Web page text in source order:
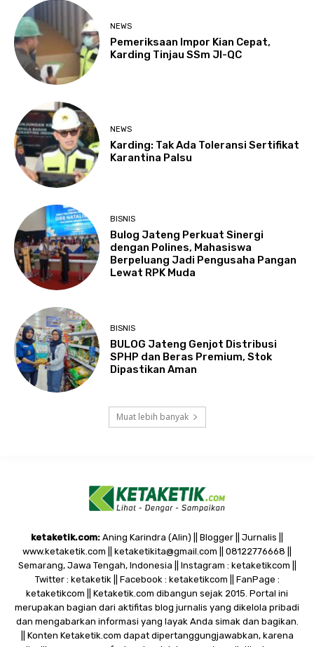
NEWS
Pemeriksaan Impor Kian Cepat,
Karding Tinjau SSm JI-QC
NEWS
Karding: Tak Ada Toleransi Sertifikat
Karantina Palsu
BISNIS
Bulog Jateng Perkuat Sinergi
dengan Polines, Mahasiswa
Berpeluang Jadi Pengusaha Pangan
Lewat RPK Muda
BISNIS
BULOG Jateng Genjot Distribusi
SPHP dan Beras Premium, Stok
Dipastikan Aman
Muat lebih banyak
ketaketik.com: Aning Karindra (Alin) || Blogger || Jurnalis ||
www.ketaketik.com || ketaketikita@gmail.com || 08122776668 ||
Semarang, Jawa Tengah, Indonesia || Instagram : ketaketikcom ||
Twitter : ketaketik || Facebook : ketaketikcom || FanPage :
ketaketikcom || Ketaketik.com dibangun sejak 2015. Portal ini
merupakan bagian dari aktifitas blog jurnalis yang dikelola pribadi
dan mengabarkan informasi yang layak Anda simak dan bagikan.
|| Konten Ketaketik.com dapat dipertanggungjawabkan, karena